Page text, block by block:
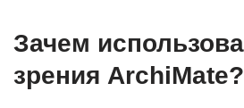
Зачем
зрения ArchiMate?